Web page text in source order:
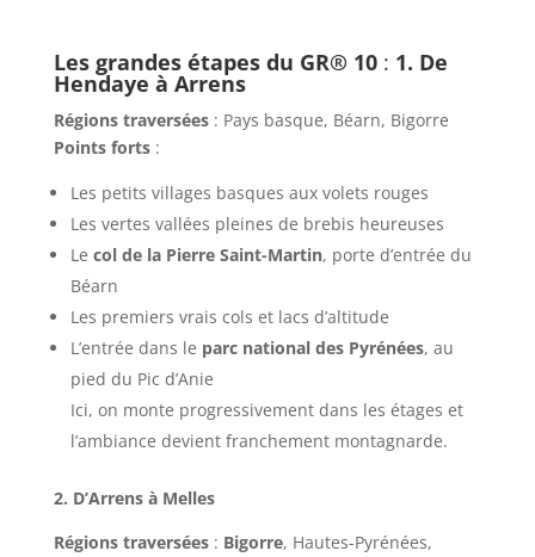
Les grandes étapes du GR® 10: 1. De
Hendaye à Arrens
Régions traversées: Pays basque, Béarn, Bigorre
Points forts:
Les petits villages basques aux volets rouges
Les vertes vallées pleines de brebis heureuses
Le col de la Pierre Saint-Martin, porte d’entrée du
Béarn
Les premiers vrais cols et lacs d’altitude
L’entrée dans le parc national des Pyrénées, au
pied du Pic d’Anie
Ici, on monte progressivement dans les étages et
l’ambiance devient franchement montagnarde.
2. D’Arrens à Melles
Régions traversées: Bigorre, Hautes-Pyrénées,